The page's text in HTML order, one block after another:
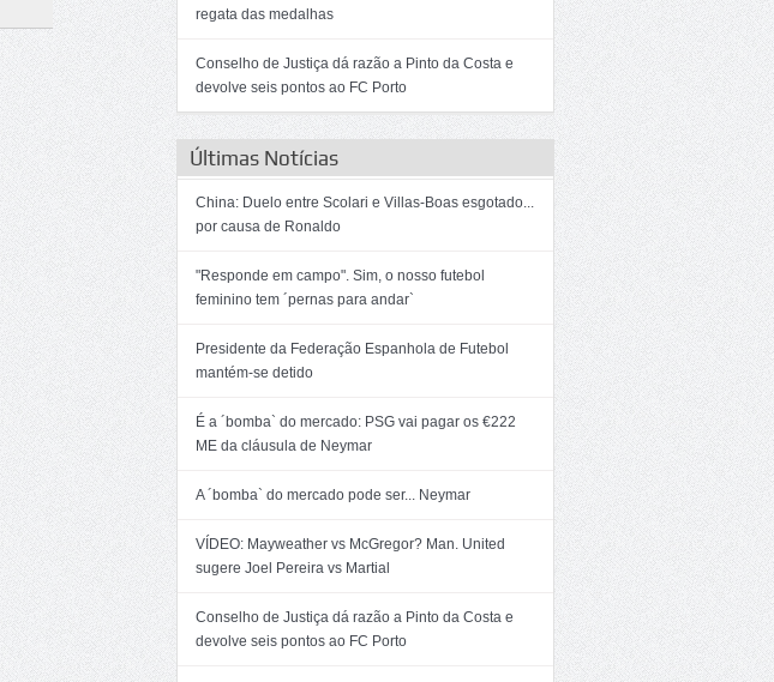
regata das medalhas
Conselho de Justiça dá razão a Pinto da Costa e
devolve seis pontos ao FC Porto
Últimas Notícias
China: Duelo entre Scolari e Villas-Boas esgotado...
por causa de Ronaldo
"Responde em campo". Sim, o nosso futebol
feminino tem ´pernas para andar`
Presidente da Federação Espanhola de Futebol
mantém-se detido
É a ´bomba` do mercado: PSG vai pagar os €222
ME da cláusula de Neymar
A ´bomba` do mercado pode ser... Neymar
VÍDEO: Mayweather vs McGregor? Man. United
sugere Joel Pereira vs Martial
Conselho de Justiça dá razão a Pinto da Costa e
devolve seis pontos ao FC Porto